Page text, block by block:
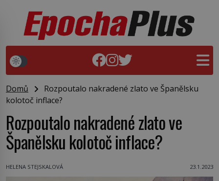
Domů
Rozpoutalo nakradené zlato ve Španělsku
kolotoč inflace?
Rozpoutalo nakradené zlato ve
Španělsku kolotoč inflace?
HELENA STEJSKALOVÁ 23.1.2023